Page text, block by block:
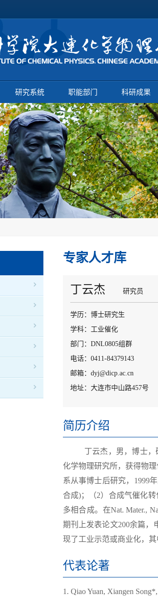
研究系统 职能部门 科研成果
专家人才库
丁云杰 研究员
学历：博士研究生
学科：工业催化
部门：DNL0805组群
电话：0411-84379143
邮箱：dyj@dicp.ac.cn
地址：大连市中山路457号
简历介绍
丁云杰，男，博士，研
化学物理研究所，获得物
系从事博士后研究，1999
合成)；（2）合成气催化
多相合成。在Nat. Mater.,
期刊上发表论文200余篇，
现了工业示范或商业化，其
代表论著
1. Qiao Yuan, Xiangen